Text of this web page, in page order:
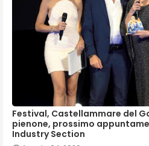
Festival, Castellammare del
pienone, prossimo
Industry Section